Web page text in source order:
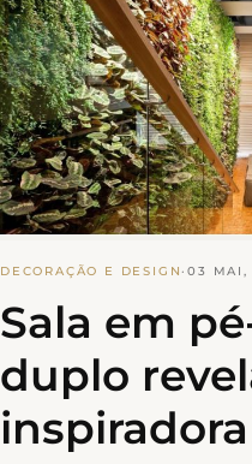
DECORAÇÃO E DESIGN·03 MAI,
Sala em
duplo
inspiradora